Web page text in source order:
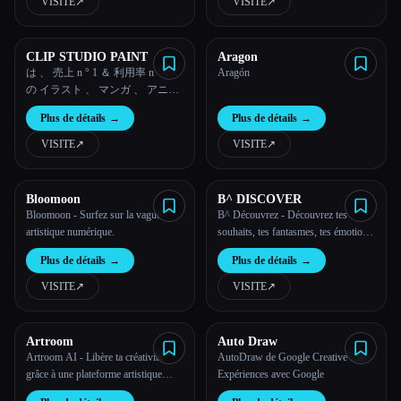
CLIP STUDIO PAINT
は 、 売上 n ° 1 ＆ 利用率 n ° 1 *
の イラスト 、 マンガ 、 アニメ
ーション 制作 アプリ。 みんな
使っ てる から 、 憧れ の 作風
も 再現 て て 、 ノウハウ も た
くさん
Plus de détails →
VISITE↗︎
Aragon
Aragón
Plus de détails →
VISITE↗︎
Bloomoon
Bloomoon - Surfez sur la vague
artistique numérique.
Plus de détails →
VISITE↗︎
B^ DISCOVER
B^ Découvrez - Découvrez tes
souhaits, tes fantasmes, tes émotions,
tes rêves, ton journal intime, ta vie,
tes fantasmes dans IMAGEEES !
Plus de détails →
VISITE↗︎
Artroom
Artroom AI - Libère ta créativité
grâce à une plateforme artistique
basée sur l''IA de pointe
Auto Draw
AutoDraw de Google Creative Lab -
Expériences avec Google